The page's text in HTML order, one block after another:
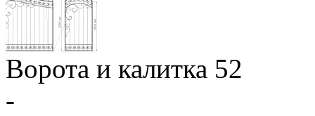
Ворота и калитка 52
-